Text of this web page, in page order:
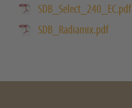
SDB_Select_240_EC.pdf
SDB_Radiamix.pdf